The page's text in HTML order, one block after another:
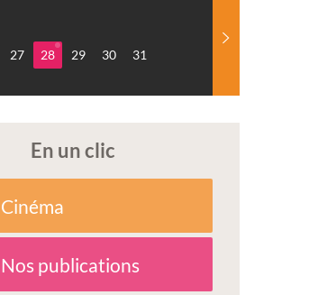
27 28 29 30 31
En un clic
Cinéma
Nos publications